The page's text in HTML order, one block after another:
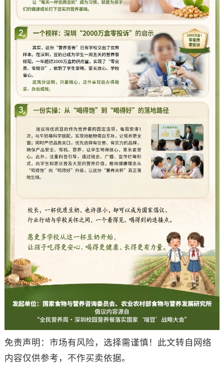
免责声明：市场有风险，选择需谨慎！此文转自网络
内容仅供参考，不作买卖依据。